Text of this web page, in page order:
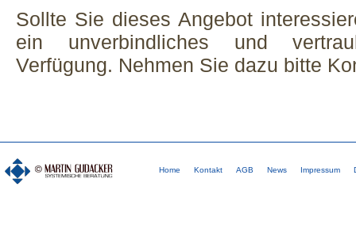
Sollte Sie dieses Angebot
ein unverbindliches und
Verfügung. Nehmen Sie dazu bitte
Home Kontakt AGB News Impressum